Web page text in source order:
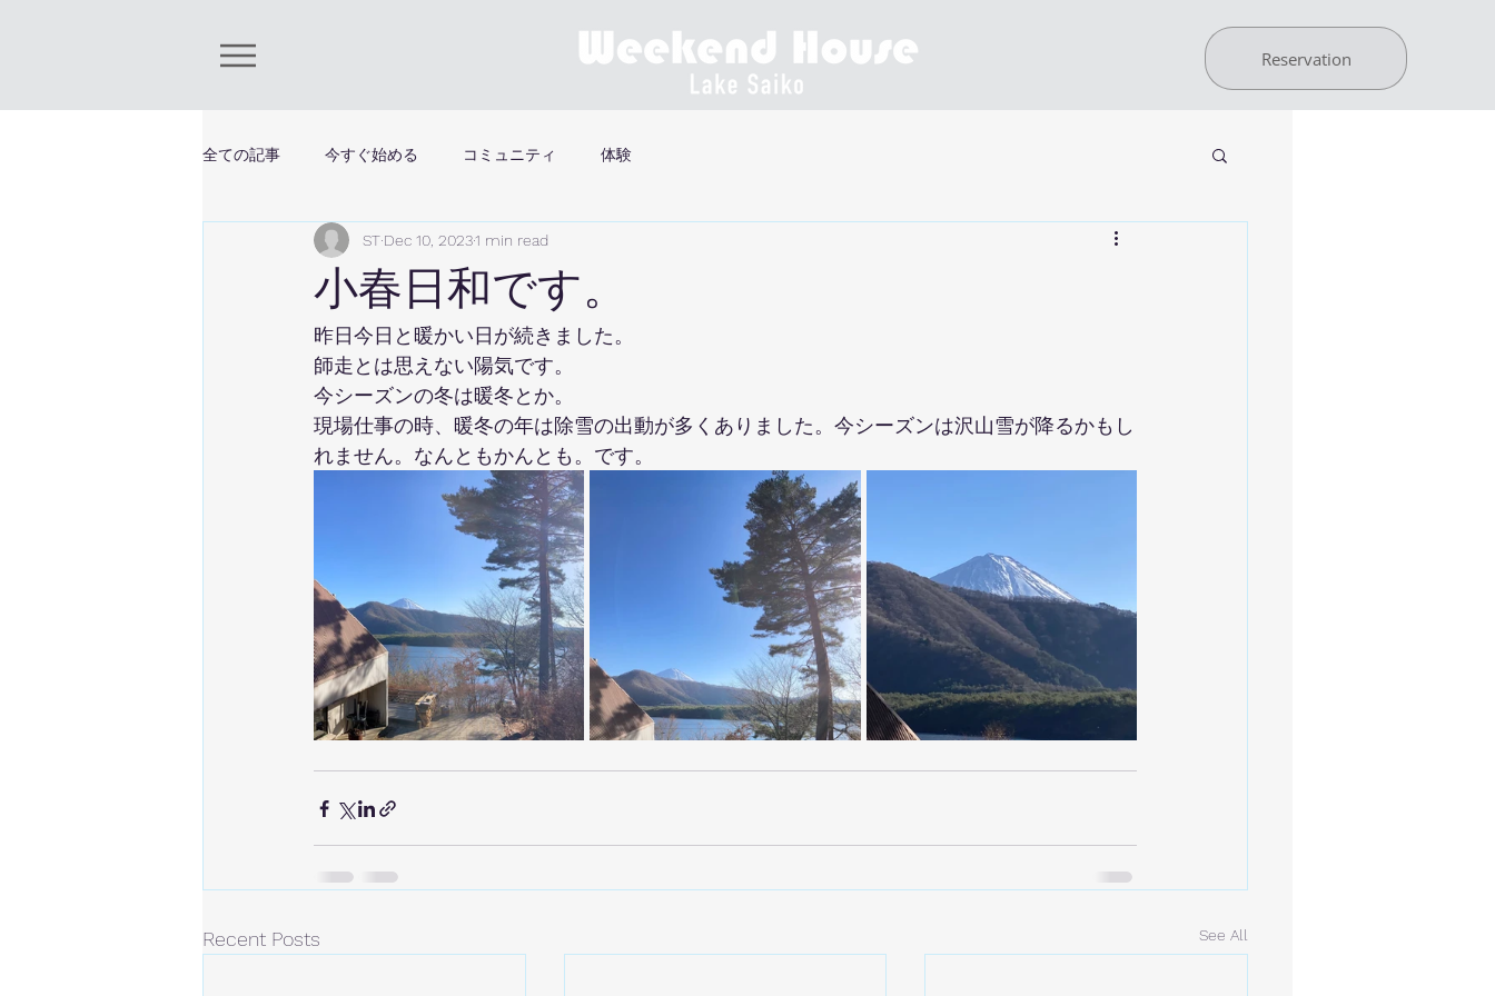
Reservation
全ての記事 今すぐ始める コミュニティ 体験
小春日和です。
ST Dec 10, 20231 min read
昨日今日と暖かい日が続きました。
師走とは思えない陽気です。
今シーズンの冬は暖冬とか。
現場仕事の時、暖冬の年は除雪の出動が多くありました。今シーズンは沢山雪が降るかもし
れません。なんともかんとも。です。
Recent Posts See All